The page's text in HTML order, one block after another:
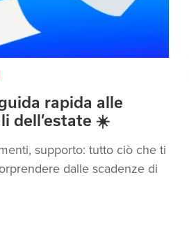
rapida alle
dell’estate ☀️
supporto: tutto ciò che ti
dalle scadenze di